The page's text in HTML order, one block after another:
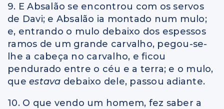
9. E Absalão se encontrou com os servos
de Davi; e Absalão ia montado num mulo;
e, entrando o mulo debaixo dos espessos
ramos de um grande carvalho, pegou-se-
lhe a cabeça no carvalho, e ficou
pendurado entre o céu e a terra; e o mulo,
que estava debaixo dele, passou adiante.
10. O que vendo um homem, fez saber a